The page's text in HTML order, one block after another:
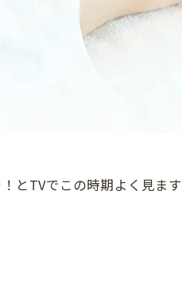
とTVでこの時期よく見ます